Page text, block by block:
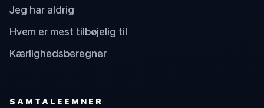
Jeg har aldrig
Hvem er mest tilbøjelig til
Kærlighedsberegner
SAMTALEEMNER